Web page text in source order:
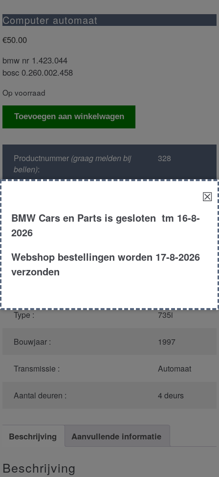
Computer automaat
€50.00
bmw nr 1.423.044
bosc 0.260.002.458
Op voorraad
Computer
Toevoegen aan winkelwagen
Productnummer(graag melden bij
bellen):
328
Kleur :
324 oxford
Carroserie : Sedan
Type : 735i
Bouwjaar : 1997
Transmissie : Automaat
Aantal deuren : 4 deurs
Beschrijving Aanvullende informatie
Beschrijving
☒
BMW Cars en Parts is gesloten tm 16-8-
2026
Webshop bestellingen worden 17-8-2026
verzonden